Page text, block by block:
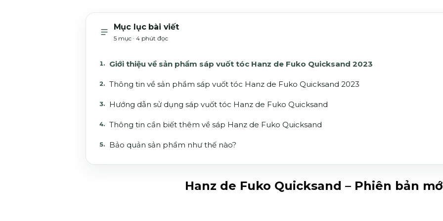
Mục lục bài viết
5 mục · 4 phút đọc
Giới thiệu về sản phẩm sáp vuốt tóc Hanz de Fuko Quicksand 2023
Thông tin về sản phẩm sáp vuốt tóc Hanz de Fuko Quicksand 2023
Hướng dẫn sử dụng sáp vuốt tóc Hanz de Fuko Quicksand
Thông tin cần biết thêm về sáp Hanz de Fuko Quicksand
Bảo quản sản phẩm như thế nào?
Hanz de Fuko Quicksand – Phiên bản